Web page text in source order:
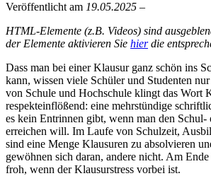
Veröffentlicht am 19.05.2025 –
HTML-Elemente (z.B. Videos) sind
der Elemente aktivieren Sie hierdie
Dass man bei einer Klausur ganz schön ins
kann, wissen viele Schüler und Studenten
von Schule und Hochschule klingt das Wort
respekteinflößend: eine mehrstündige
es kein Entrinnen gibt, wenn man den Schul-
erreichen will. Im Laufe von Schulzeit,
sind eine Menge Klausuren zu absolvieren
gewöhnen sich daran, andere nicht. Am
froh, wenn der Klausurstress vorbei ist.